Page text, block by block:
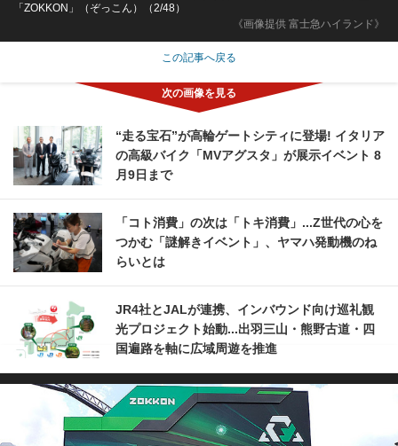
《画像提供 富士急ハイランド》
「ZOKKON」（ぞっこん）（2/48）
この記事へ戻る
“走る宝石”が高輪ゲートシティに登場! イタリア
の高級バイク「MVアグスタ」が展示イベント 8
月9日まで
「コト消費」の次は「トキ消費」...Z世代の心を
つかむ「謎解きイベント」、ヤマハ発動機のね
らいとは
JR4社とJALが連携、インバウンド向け巡礼観
光プロジェクト始動...出羽三山・熊野古道・四
国遍路を軸に広域周遊を推進